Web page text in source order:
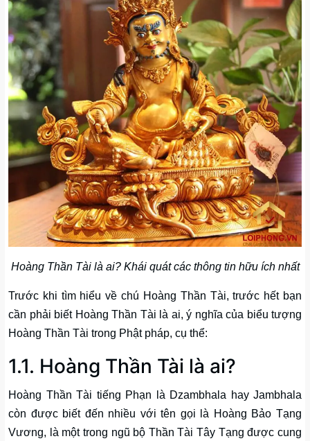
Hoàng Thần Tài là ai? Khái quát các thông tin hữu ích nhất
Trước khi tìm hiểu về chú Hoàng Thần Tài, trước hết bạn
cần phải biết Hoàng Thần Tài là ai, ý nghĩa của biểu tượng
Hoàng Thần Tài trong Phật pháp, cụ thể:
1.1. Hoàng Thần Tài là ai?
Hoàng Thần Tài tiếng Phạn là Dzambhala hay Jambhala
còn được biết đến nhiều với tên gọi là Hoàng Bảo Tạng
Vương, là một trong ngũ bộ Thần Tài Tây Tạng được cung